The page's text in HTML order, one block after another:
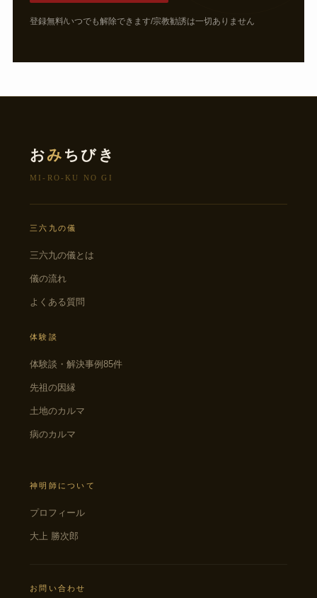
登録無料/いつでも解除できます/宗教勧誘は一切ありません
おみちびき
MI-RO-KU NO GI
三六九の儀
三六九の儀とは
儀の流れ
よくある質問
体験談
体験談・解決事例85件
先祖の因縁
土地のカルマ
病のカルマ
神明師について
プロフィール
大上 勝次郎
お問い合わせ